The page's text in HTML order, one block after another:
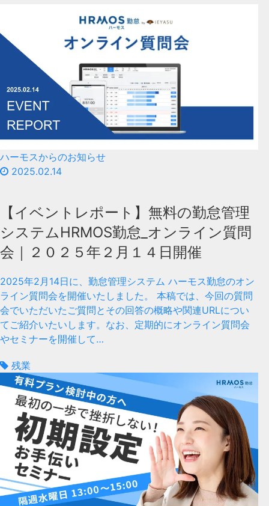
ハーモスからのお知らせ
2025.02.14
【イベントレポート】無料の勤怠管理
システムHRMOS勤怠_オンライン質問
会｜２０２５年２月１４日開催
2025年2月14日に、勤怠管理システム ハーモス勤怠のオン
ライン質問会を開催いたしました。 本稿では、今回の質問
会でいただいたご質問とその回答の概略や関連URLについ
てご紹介いたいします。なお、定期的にオンライン質問会
やセミナーを開催して…
残業